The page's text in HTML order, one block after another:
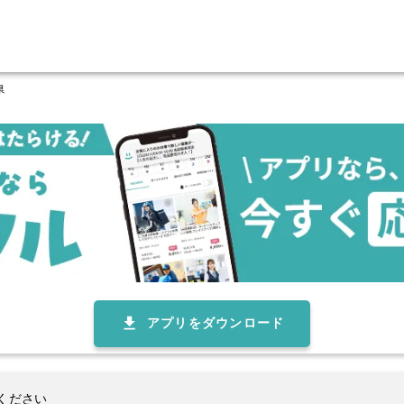
アプリをダウンロード
ださい